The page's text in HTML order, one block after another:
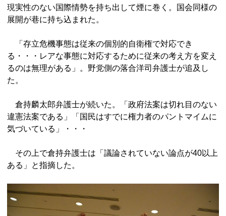
現実性のない国際情勢を持ち出して煙に巻く。国会同様の
展開が巷に持ち込まれた。
「存立危機事態は従来の個別的自衛権で対応でき
る・・・レアな事態に対応するために従来の考え方を変え
るのは無理がある」。野党側の落合洋司弁護士が追及し
た。
倉持麟太郎弁護士が続いた。「政府法案は切れ目のない
違憲法案である」「国民はすでに権力者のパントマイムに
気づいている」・・・
その上で倉持弁護士は「議論されていない論点が40以上
ある」と指摘した。